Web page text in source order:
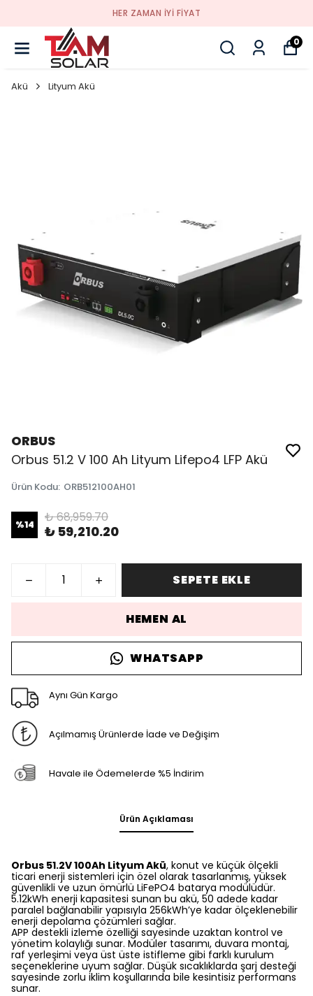
HER ZAMAN IYI FIYAT
0
Akü Lityum Akü
ORBUS
Orbus 51.2 V 100 Ah Lityum Lifepo4 LFP Akü
Ürün Kodu: ORB512100AH01
%14 ₺ 68,959.70
₺ 59,210.20
SEPETE EKLE
HEMEN AL
WHATSAPP
Aynı Gün Kargo
Açılmamış Ürünlerde İade ve Değişim
Havale ile Ödemelerde %5 İndirim
Ürün Açıklaması
Orbus 51.2V 100Ah Lityum Akü, konut ve küçük ölçekli
ticari enerji sistemleri için özel olarak tasarlanmış, yüksek
güvenlikli ve uzun ömürlü LiFePO4 batarya modülüdür.
5.12kWh enerji kapasitesi sunan bu akü, 50 adede kadar
paralel bağlanabilir yapısıyla 256kWh’ye kadar ölçeklenebilir
enerji depolama çözümleri sağlar.
APP destekli izleme özelliği sayesinde uzaktan kontrol ve
yönetim kolaylığı sunar. Modüler tasarımı, duvara montaj,
raf yerleşimi veya üst üste istifleme gibi farklı kurulum
seçeneklerine uyum sağlar. Düşük sıcaklıklarda şarj desteği
sayesinde zorlu iklim koşullarında bile kesintisiz performans
sunar.